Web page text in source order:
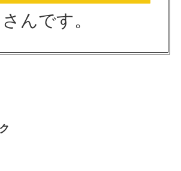
さんです。